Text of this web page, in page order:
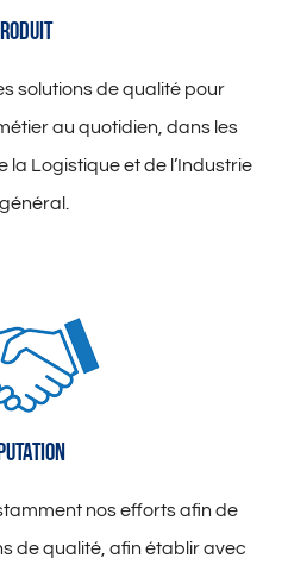
solutions de qualité pour
au quotidien, dans les
Logistique et de l’Industrie
nos efforts afin de
de qualité, afin établir avec